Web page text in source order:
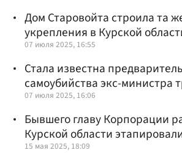
Дом Старовойта строила та
укрепления в Курской
07 июля 2025, 16:55
Стала известна
самоубийства экс-министра
07 июля 2025, 16:06
Бывшего главу Корпорации
Курской области
15 мая 2025, 18:09